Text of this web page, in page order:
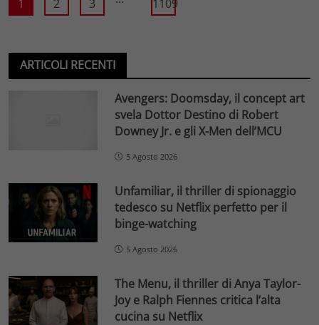
1 2 3 1109
ARTICOLI RECENTI
Avengers: Doomsday, il concept art
svela Dottor Destino di Robert
Downey Jr. e gli X-Men dell’MCU
5 Agosto 2026
Unfamiliar, il thriller di spionaggio
tedesco su Netflix perfetto per il
binge-watching
5 Agosto 2026
The Menu, il thriller di Anya Taylor-
Joy e Ralph Fiennes critica l’alta
cucina su Netflix